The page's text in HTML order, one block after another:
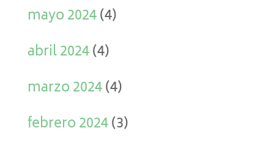
mayo 2024(4)
abril 2024(4)
marzo 2024(4)
febrero 2024(3)